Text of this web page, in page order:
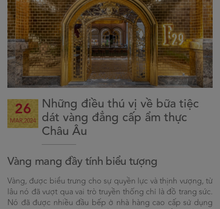
26
MAR,2024
Những điều thú vị về bữa tiệc
dát vàng đẳng cấp ẩm thực
Châu Âu
Vàng mang đầy tính biểu tượng
Vàng, được biểu trưng cho sự quyền lực và thịnh vượng, từ
lâu nó đã vượt qua vai trò truyền thống chỉ là đồ trang sức.
Nó đã được nhiều đầu bếp ở nhà hàng cao cấp sử dụng